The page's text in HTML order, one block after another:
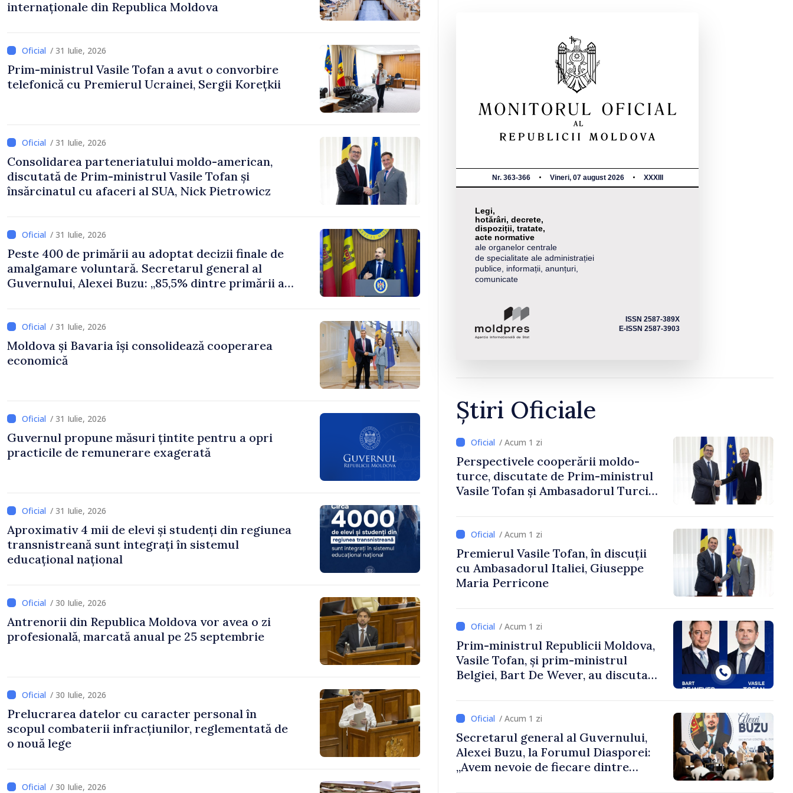
internaționale din Republica Moldova
/ 31 Iulie, 2026
Prim-ministrul Vasile Tofan a avut o convorbire
telefonică cu Premierul Ucrainei, Sergii Korețkii
/ 31 Iulie, 2026
Consolidarea parteneriatului moldo-american,
discutată de Prim-ministrul Vasile Tofan și
însărcinatul cu afaceri al SUA, Nick Pietrowicz
/ 31 Iulie, 2026
Peste 400 de primării au adoptat decizii finale de
amalgamare voluntară. Secretarul general al
Guvernului, Alexei Buzu: „85,5% dintre primării au
și dezvoltar/ 31 Iulie, 2026
Moldova și Bavaria își consolidează cooperarea
economică
/ 31 Iulie, 2026
Guvernul propune măsuri țintite pentru a opri
practicile de remunerare exagerată
/ 31 Iulie, 2026
Aproximativ 4 mii de elevi și studenți din regiunea
transnistreană sunt integrați în sistemul
educațional național
/ 30 Iulie, 2026
Antrenorii din Republica Moldova vor avea o zi
profesională, marcată anual pe 25 septembrie
/ 30 Iulie, 2026
Prelucrarea datelor cu caracter personal în
scopul combaterii infracțiunilor, reglementată de
o nouă lege
/ 30 Iulie, 2026
Nr. 363-366 Vineri, 07 august 2026 XXXIII
Legi,
hotărâri, decrete,
dispoziții, tratate,
acte normative
ale organelor centrale
de specialitate ale administrației
publice, informații, anunțuri,
comunicate
ISSN 2587-389X
E-ISSN 2587-3903
Știri Oficiale
/ Acum 1 zi
Perspectivele cooperării moldo-
turce, discutate de Prim-ministrul
Vasile Tofan și Ambasadorul Turciei,
/ Acum 1 zi
Premierul Vasile Tofan, în discuții
cu Ambasadorul Italiei, Giuseppe
Maria Perricone
/ Acum 1 zi
Prim-ministrul Republicii Moldova,
Vasile Tofan, și prim-ministrul
Belgiei, Bart De Wever, au discutat
/ Acum 1 zi
Secretarul general al Guvernului,
Alexei Buzu, la Forumul Diasporei:
„Avem nevoie de fiecare dintre